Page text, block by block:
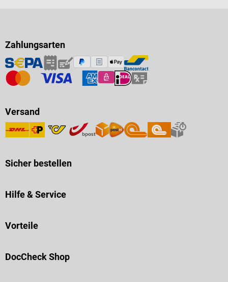
Zahlungsarten
Versand
Sicher bestellen
Hilfe & Service
Vorteile
DocCheck Shop